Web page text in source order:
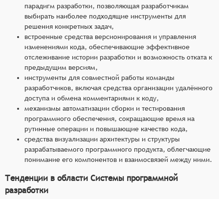
парадигм разработки, позволяющая разработчикам
выбирать наиболее подходящие инструменты для
решения конкретных задач,
встроенные средства версионирования и управления
изменениями кода, обеспечивающие эффективное
отслеживание истории разработки и возможность отката к
предыдущим версиям,
инструменты для совместной работы команды
разработчиков, включая средства организации удалённого
доступа и обмена комментариями к коду,
механизмы автоматизации сборки и тестирования
программного обеспечения, сокращающие время на
рутинные операции и повышающие качество кода,
средства визуализации архитектуры и структуры
разрабатываемого программного продукта, облегчающие
понимание его компонентов и взаимосвязей между ними.
Тенденции в области Системы программной
разработки